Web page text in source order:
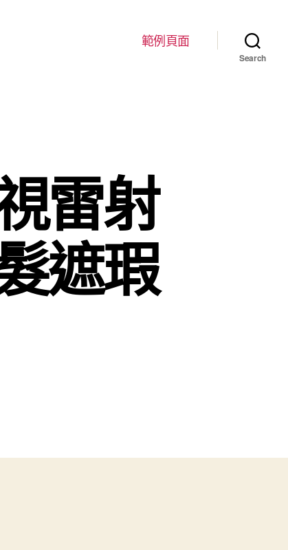
範例頁面
Search
雷射
遮瑕